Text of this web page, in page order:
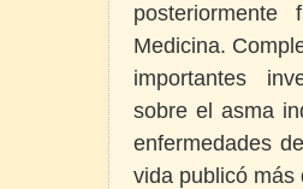
Medicina.
importantes
sobre el asma
enfermedades
vida publicó